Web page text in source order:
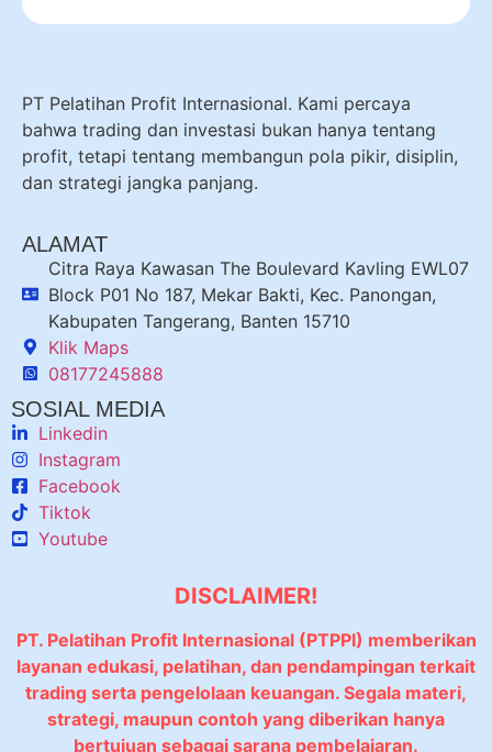
PT Pelatihan Profit Internasional. Kami percaya
bahwa trading dan investasi bukan hanya tentang
profit, tetapi tentang membangun pola pikir, disiplin,
dan strategi jangka panjang.
ALAMAT
Citra Raya Kawasan The Boulevard Kavling EWL07
Block P01 No 187, Mekar Bakti, Kec. Panongan,
Kabupaten Tangerang, Banten 15710
Klik Maps
08177245888
SOSIAL MEDIA
Linkedin
Instagram
Facebook
Tiktok
Youtube
DISCLAIMER!
PT. Pelatihan Profit Internasional (PTPPI) memberikan
layanan edukasi, pelatihan, dan pendampingan terkait
trading serta pengelolaan keuangan. Segala materi,
strategi, maupun contoh yang diberikan hanya
bertujuan sebagai sarana pembelajaran.